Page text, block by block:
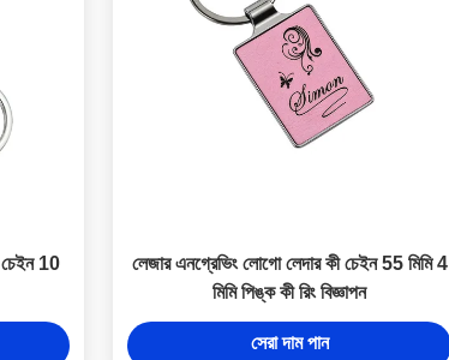
চেইন 10
লেজার এনগ্রেভিং লোগো লেদার কী চেইন 55 মিমি 4
মিমি পিঙ্ক কী রিং বিজ্ঞাপন
সেরা দাম পান